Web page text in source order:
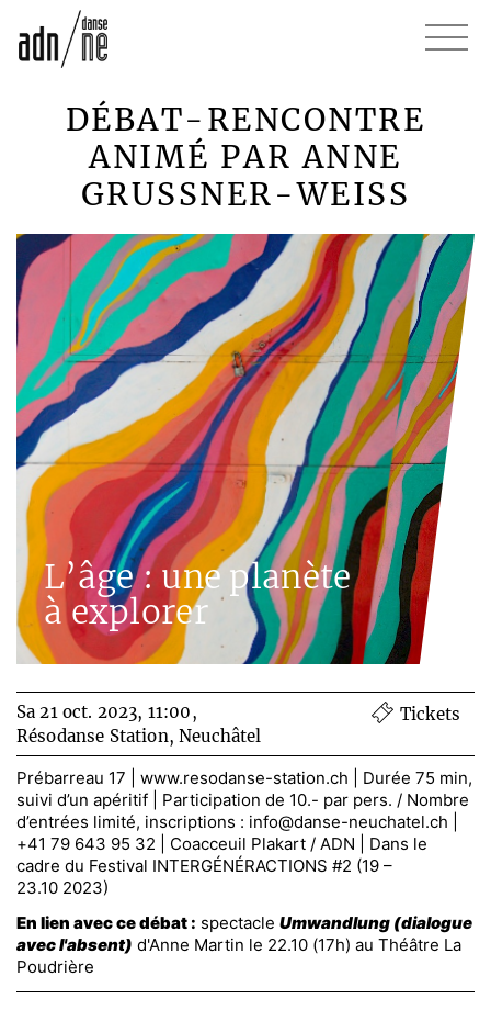
DÉBAT-RENCONTRE
ANIMÉ PAR ANNE
GRUSSNER-WEISS
L’âge : une planète
à explorer
Sa 21 oct. 2023, 11:00,
Résodanse Station, Neuchâtel
Tickets
Prébarreau 17 | www.resodanse-station.ch | Durée 75 min,
suivi d’un apéritif | Participation de 10.- par pers. / Nombre
d’entrées limité, inscriptions : info@danse-neuchatel.ch
+41 79 643 95 32 | Coacceuil Plakart / ADN | Dans le
cadre du Festival INTERGÉNÉRACTIONS #2 (19 –
23.10 2023)
En lien avec ce débat : spectacle Umwandlung (dialogue
avec l'absent) d'Anne Martin le 22.10 (17h) au Théâtre La
Poudrière